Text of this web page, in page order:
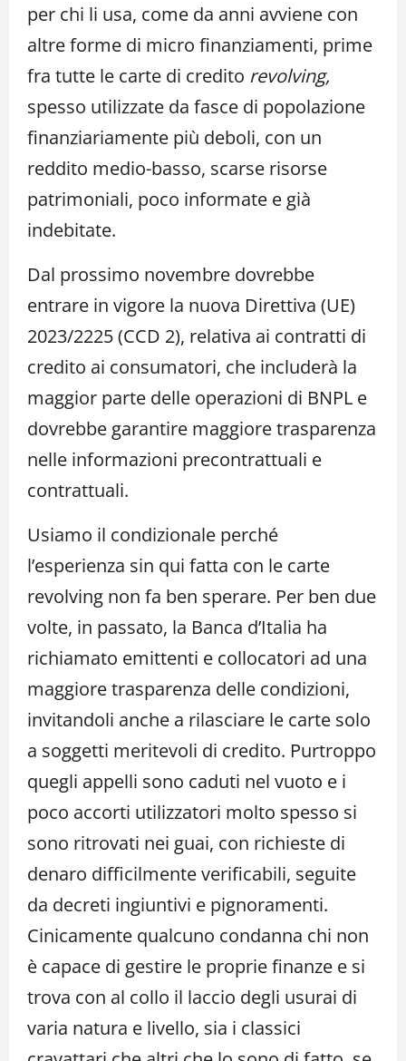
per chi li usa, come da anni avviene con
altre forme di micro finanziamenti, prime
fra tutte le carte di credito revolving,
spesso utilizzate da fasce di popolazione
finanziariamente più deboli, con un
reddito medio-basso, scarse risorse
patrimoniali, poco informate e già
indebitate.
Dal prossimo novembre dovrebbe
entrare in vigore la nuova Direttiva (UE)
2023/2225 (CCD 2), relativa ai contratti di
credito ai consumatori, che includerà la
maggior parte delle operazioni di BNPL e
dovrebbe garantire maggiore trasparenza
nelle informazioni precontrattuali e
contrattuali.
Usiamo il condizionale perché
l’esperienza sin qui fatta con le carte
revolving non fa ben sperare. Per ben due
volte, in passato, la Banca d’Italia ha
richiamato emittenti e collocatori ad una
maggiore trasparenza delle condizioni,
invitandoli anche a rilasciare le carte solo
a soggetti meritevoli di credito. Purtroppo
quegli appelli sono caduti nel vuoto e i
poco accorti utilizzatori molto spesso si
sono ritrovati nei guai, con richieste di
denaro difficilmente verificabili, seguite
da decreti ingiuntivi e pignoramenti.
Cinicamente qualcuno condanna chi non
è capace di gestire le proprie finanze e si
trova con al collo il laccio degli usurai di
varia natura e livello, sia i classici